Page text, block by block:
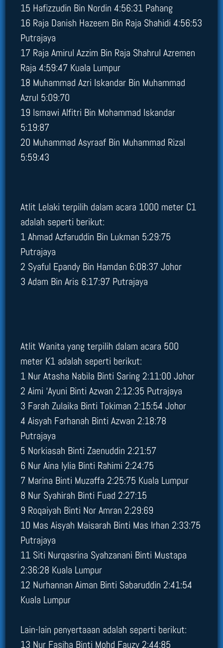
15 Hafizzudin Bin Nordin 4:56:31 Pahang
16 Raja Danish Hazeem Bin Raja Shahidi 4:56:53
Putrajaya
17 Raja Amirul Azzim Bin Raja Shahrul Azremen
Raja 4:59:47 Kuala Lumpur
18 Muhammad Azri Iskandar Bin Muhammad
Azrul 5:09:70
19 Ismawi Alfitri Bin Mohammad Iskandar
5:19:87
20 Muhammad Asyraaf Bin Muhammad Rizal
5:59:43
Atlit Lelaki terpilih dalam acara 1000 meter C1
adalah seperti berikut:
1 Ahmad Azfaruddin Bin Lukman 5:29:75
Putrajaya
2 Syaful Epandy Bin Hamdan 6:08:37 Johor
3 Adam Bin Aris 6:17:97 Putrajaya
Atlit Wanita yang terpilih dalam acara 500
meter K1 adalah seperti berikut:
1 Nur Atasha Nabila Binti Saring 2:11:00 Johor
2 Aimi ‘Ayuni Binti Azwan 2:12:35 Putrajaya
3 Farah Zulaika Binti Tokiman 2:15:54 Johor
4 Aisyah Farhanah Binti Azwan 2:18:78
Putrajaya
5 Norkiasah Binti Zaenuddin 2:21:57
6 Nur Aina Iylia Binti Rahimi 2:24:75
7 Marina Binti Muzaffa 2:25:75 Kuala Lumpur
8 Nur Syahirah Binti Fuad 2:27:15
9 Roqaiyah Binti Nor Amran 2:29:69
10 Mas Aisyah Maisarah Binti Mas Irhan 2:33:75
Putrajaya
11 Siti Nurqasrina Syahzanani Binti Mustapa
2:36:28 Kuala Lumpur
12 Nurhannan Aiman Binti Sabaruddin 2:41:54
Kuala Lumpur
Lain-lain penyertaaan adalah seperti berikut:
13 Nur Fasiha Binti Mohd Fauzy 2:44:85